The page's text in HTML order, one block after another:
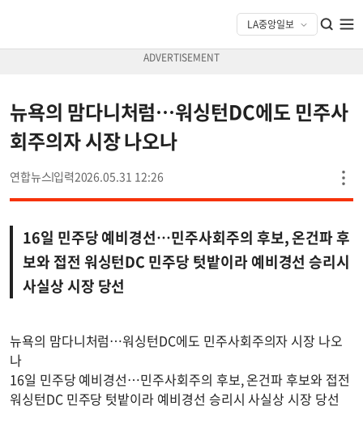
뉴욕의 맘다니처럼…워싱턴DC에도 민주사
회주의자 시장 나오나
연합뉴스 2026.05.31 12:26
16일 민주당 예비경선…민주사회주의 후보, 온건파 후
보와 접전 워싱턴DC 민주당 텃밭이라 예비경선 승리시
사실상 시장 당선
뉴욕의 맘다니처럼…워싱턴DC에도 민주사회주의자 시장 나오
나
16일 민주당 예비경선…민주사회주의 후보, 온건파 후보와 접전
워싱턴DC 민주당 텃밭이라 예비경선 승리시 사실상 시장 당선